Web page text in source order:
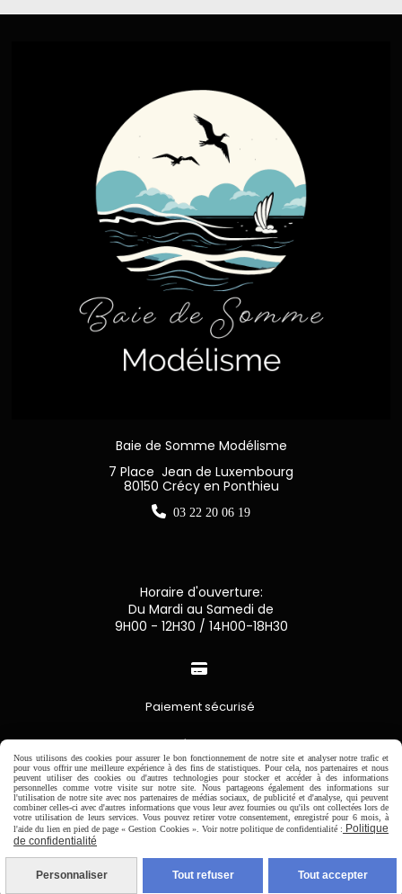
Baie de Somme Modélisme
7 Place Jean de Luxembourg
80150 Crécy en Ponthieu
 03 22 20 06 19
Horaire d'ouverture:
Du Mardi au Samedi de
9H00 - 12H30 / 14H00-18H30

Paiement sécurisé
CB Crédit Agricole
Virement bancaire
PAYPAL (4x sans frais)
Nous utilisons des cookies pour assurer le bon fonctionnement de notre site et analyser notre trafic et
pour vous offrir une meilleure expérience à des fins de statistiques. Pour cela, nos partenaires et nous
peuvent utiliser des cookies ou d'autres technologies pour stocker et accéder à des informations
personnelles comme votre visite sur notre site. Nous partageons également des informations sur
l'utilisation de notre site avec nos partenaires de médias sociaux, de publicité et d'analyse, qui peuvent
combiner celles-ci avec d'autres informations que vous leur avez fournies ou qu'ils ont collectées lors de
votre utilisation de leurs services. Vous pouvez retirer votre consentement, enregistré pour 6 mois, à
l'aide du lien en pied de page « Gestion Cookies ». Voir notre politique de confidentialité : Politique
de confidentialité
Personnaliser Tout refuser Tout accepter